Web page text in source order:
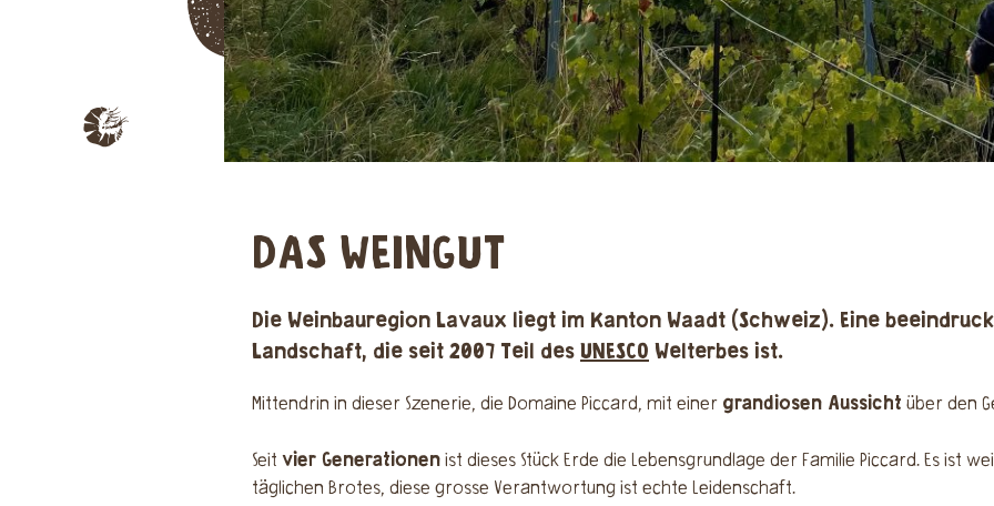
DAS WEINGUT
Die Weinbauregion Lavaux liegt im Kanton Waadt (Schweiz). Eine
Landschaft, die seit 2007 Teil des UNESCO Welterbes ist.
Mittendrin in dieser Szenerie, die Domaine Piccard, mit einer grandiosen Aussicht über den
Seit vier Generationen ist dieses Stück Erde die Lebensgrundlage der Familie Piccard. Es ist
täglichen Brotes, diese grosse Verantwortung ist echte Leidenschaft.